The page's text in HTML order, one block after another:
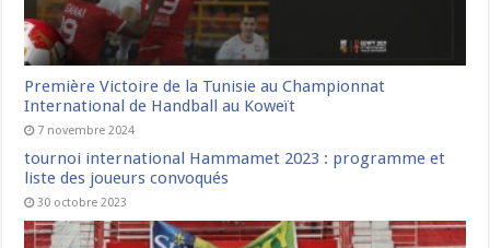
Première Victoire de la Tunisie au Championnat
International de Handball au Koweït
7 novembre 2024
tournoi international Hammamet 2023 : programme et
liste des joueurs convoqués
30 octobre 2023